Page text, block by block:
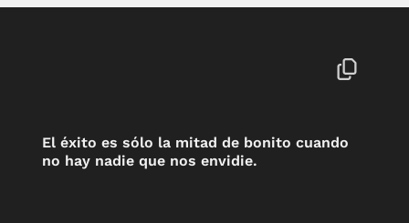
El éxito es sólo la mitad de bonito cuando
no hay nadie que nos envidie.